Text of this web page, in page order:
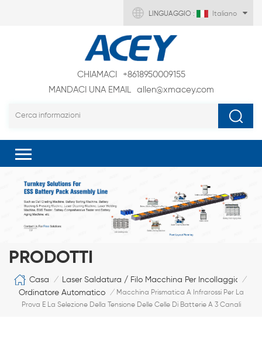
LINGUAGGIO : Italiano
CHIAMACI
+8618950009155
MANDACI UNA EMAIL
allen@xmacey.com
PRODOTTI
Casa / Laser Saldatura / Filo Macchina Per Incollaggio /
Ordinatore Automatico / Macchina Prismatica A Infrarossi Per La
Prova E La Selezione Della Tensione Delle Celle Di Batterie A 3 Canali